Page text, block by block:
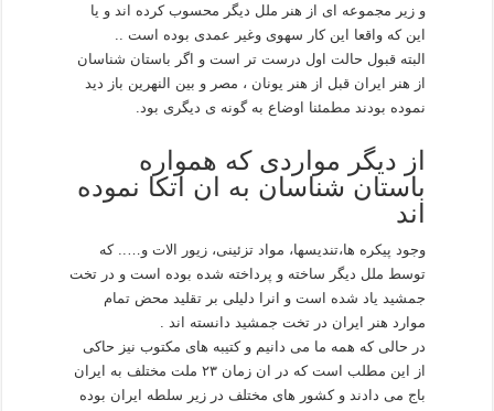
و زیر مجموعه ای از هنر ملل دیگر محسوب کرده اند و یا
این که واقعا این کار سهوی وغیر عمدی بوده است ..
البته قبول حالت اول درست تر است و اگر باستان شناسان
از هنر ایران قبل از هنر یونان ، مصر و بین النهرین باز دید
نموده بودند مطمئنا اوضاع به گونه ی دیگری بود.
از دیگر مواردی که همواره
باستان شناسان به ان اتکا نموده
اند
وجود پیکره ها،تندیسها، مواد تزئینی، زیور الات و….. که
توسط ملل دیگر ساخته و پرداخته شده بوده است و در تخت
جمشید یاد شده است و انرا دلیلی بر تقلید محض تمام
موارد هنر ایران در تخت جمشید دانسته اند .
در حالی که همه ما می دانیم و کتیبه های مکتوب نیز حاکی
از این مطلب است که در ان زمان ۲۳ ملت مختلف به ایران
باج می دادند و کشور های مختلف در زیر سلطه ایران بوده